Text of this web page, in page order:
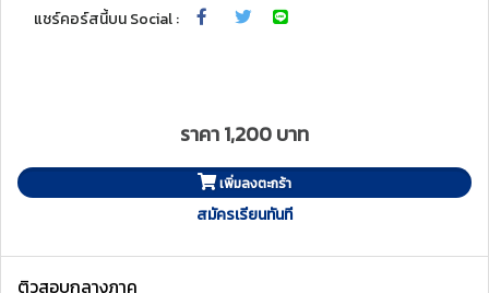
แชร์คอร์สนี้บน Social :
ราคา 1,200 บาท
เพิ่มลงตะกร้า
สมัครเรียนทันที
ติวสอบกลางภาค